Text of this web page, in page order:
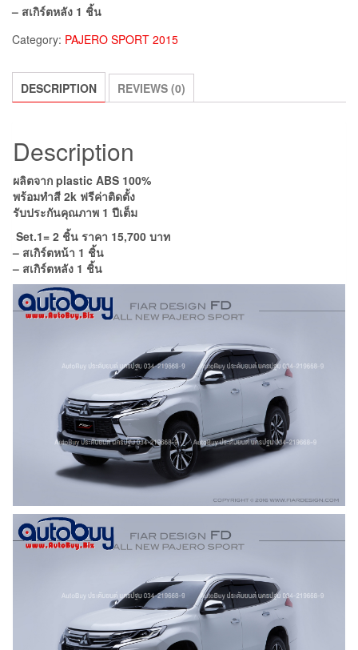
– สเกิร์ตหลัง 1 ชิ้น
Category: PAJERO SPORT 2015
DESCRIPTION REVIEWS (0)
Description
ผลิตจาก plastic ABS 100%
พร้อมทำสี 2k ฟรีค่าติดตั้ง
รับประกันคุณภาพ 1 ปีเต็ม
Set.1= 2 ชิ้น ราคา 15,700 บาท
– สเกิร์ตหน้า 1 ชิ้น
– สเกิร์ตหลัง 1 ชิ้น